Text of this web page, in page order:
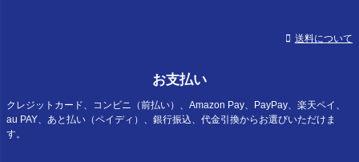
送料について
お支払い
クレジットカード、コンビニ（前払い）、Amazon Pay、PayPay、楽天ペイ、
au PAY、あと払い（ペイディ）、銀行振込、代金引換からお選びいただけま
す。